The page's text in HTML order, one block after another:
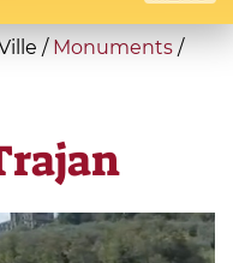
/ Monuments /